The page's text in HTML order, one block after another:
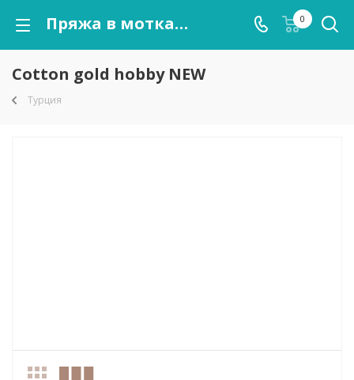
Пряжа в мотках Cotton gold hobby NEW оптом от kutnor.ru 0
Cotton gold hobby NEW
Турция